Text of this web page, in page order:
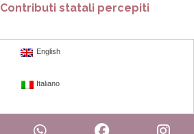
Contributi statali percepiti
WhatsApp Facebook
English
Italiano